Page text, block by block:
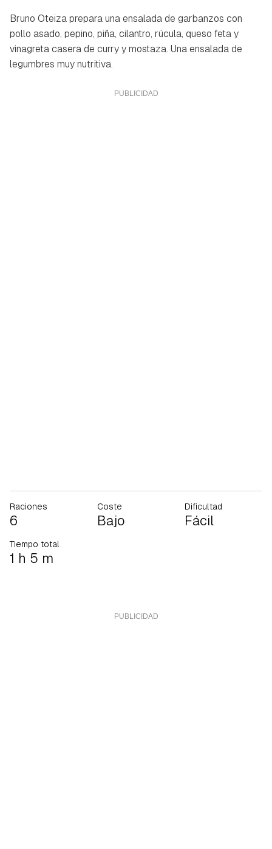
Bruno Oteiza prepara una ensalada de garbanzos con
pollo asado, pepino, piña, cilantro, rúcula, queso feta y
vinagreta casera de curry y mostaza. Una ensalada de
legumbres muy nutritiva.
Raciones
6
Coste
Bajo
Dificultad
Fácil
Tiempo total
1 h 5 m